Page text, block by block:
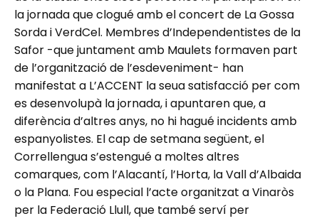
la jornada que clogué amb el concert de La Gossa
Sorda i VerdCel. Membres d’Independentistes de la
Safor -que juntament amb Maulets formaven part
de l’organització de l’esdeveniment- han
manifestat a L’ACCENT la seua satisfacció per com
es desenvolupà la jornada, i apuntaren que, a
diferència d’altres anys, no hi hagué incidents amb
espanyolistes. El cap de setmana següent, el
Correllengua s’estengué a moltes altres
comarques, com l’Alacantí, l’Horta, la Vall d’Albaida
o la Plana. Fou especial l’acte organitzat a Vinaròs
per la Federació Llull, que també serví per